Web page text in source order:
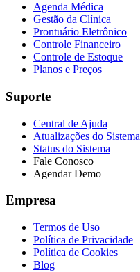
Agenda Médica
Gestão da Clínica
Prontuário Eletrônico
Controle Financeiro
Controle de Estoque
Planos e Preços
Suporte
Central de Ajuda
Atualizações do Sistema
Status do Sistema
Fale Conosco
Agendar Demo
Empresa
Termos de Uso
Política de Privacidade
Política de Cookies
Blog